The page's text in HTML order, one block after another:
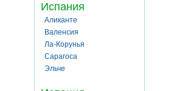
Испания
Аликанте
Валенсия
Ла-Корунья
Сарагоса
Эльче